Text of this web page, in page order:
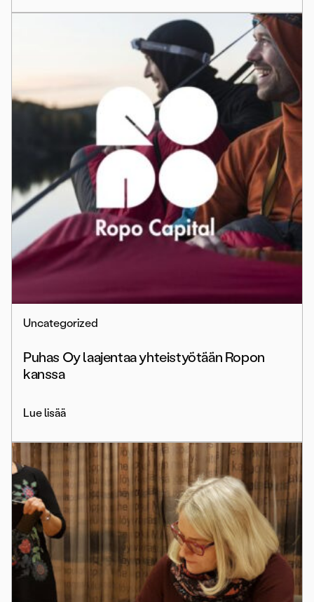
Uncategorized
Puhas Oy laajentaa yhteistyötään Ropon
kanssa
Lue lisää